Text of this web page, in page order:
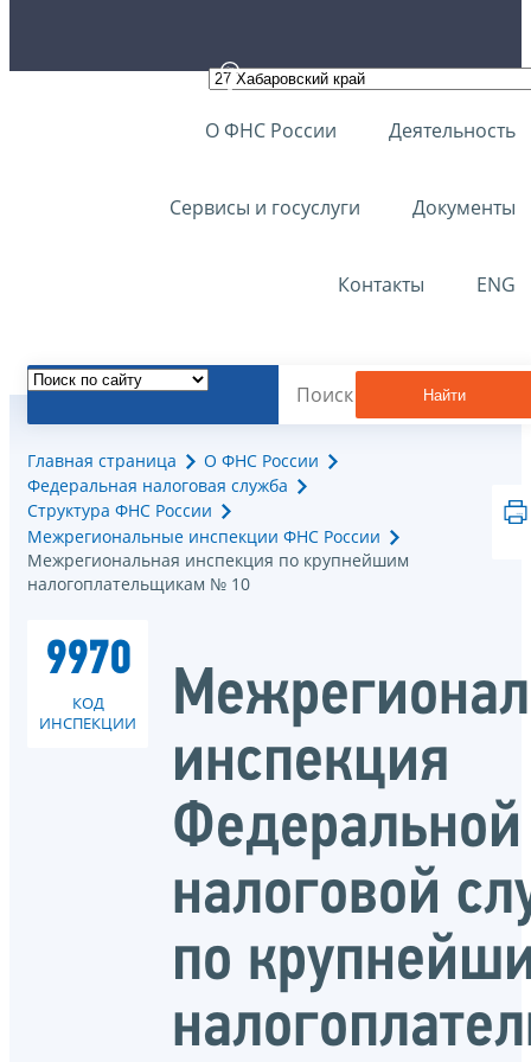
О ФНС России Деятельность
Сервисы и госуслуги Документы
Контакты ENG
Найти
Главная страница
О ФНС России
Федеральная налоговая служба
Структура ФНС России
Межрегиональные инспекции ФНС России
Межрегиональная инспекция по крупнейшим
налогоплательщикам № 10
9970
КОД
ИНСПЕКЦИИ
инспекция
Федеральной
налоговой
по